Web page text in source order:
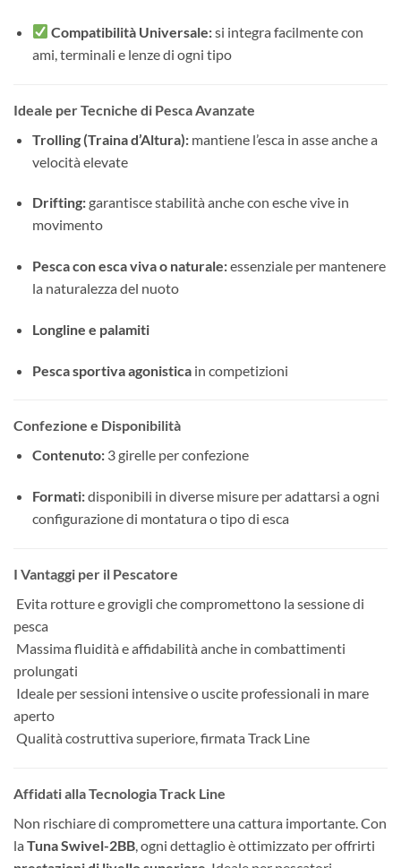
Compatibilità Universale:si integra facilmente con
ami, terminali e lenze di ogni tipo
Ideale per Tecniche di Pesca Avanzate
Trolling (Traina d’Altura):mantiene l’esca in asse anche a
velocità elevate
Drifting:garantisce stabilità anche con esche vive in
movimento
Pesca con esca viva o naturale:essenziale per mantenere
la naturalezza del nuoto
Longline e palamiti
Pesca sportiva agonisticain competizioni
Confezione e Disponibilità
Contenuto:3 girelle per confezione
Formati:disponibili in diverse misure per adattarsi a ogni
configurazione di montatura o tipo di esca
I Vantaggi per il Pescatore
Evita rotture e grovigli che compromettono la sessione di
pesca
Massima fluidità e affidabilità anche in combattimenti
prolungati
Ideale per sessioni intensive o uscite professionali in mare
aperto
Qualità costruttiva superiore, firmata Track Line
Affidati alla Tecnologia Track Line
Non rischiare di compromettere una cattura importante. Con
la Tuna Swivel-2BB, ogni dettaglio è ottimizzato per offrirti